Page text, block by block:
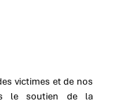
victimes et de nos
le soutien de la